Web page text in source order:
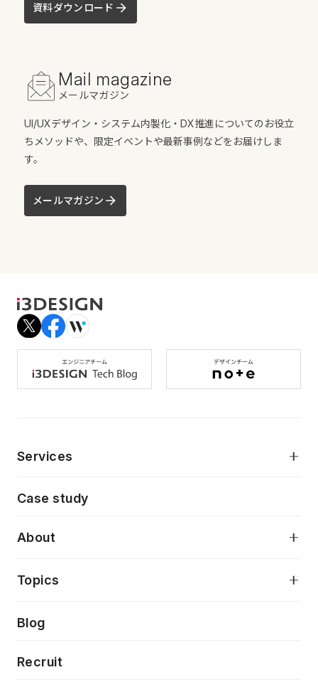
資料ダウンロード
Mail magazine
メールマガジン
UI/UXデザイン・システム内製化・DX推進についてのお役立
ちメソッドや、限定イベントや最新事例などをお届けしま
す。
メールマガジン
Services
AI駆動開発支援
モダナイゼーション
特徴量エンジニアリングと生成AI
デジタルプロダクトデザイン
デザインシステム構築支援
フロントエンド開発
Case study
About
当社が目指しているもの
Topics
Press release
News
Blog
Recruit